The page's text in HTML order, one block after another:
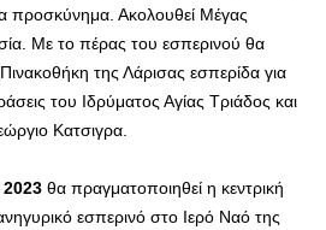
προσκύνημα. Ακολουθεί Μέγας
Με το πέρας του εσπερινού θα
της Λάρισας εσπερίδα για
του Ιδρύματος Αγίας Τριάδος και
Κατσιγρα.
2023 θα πραγματοποιηθεί η κεντρική
εσπερινό στο Ιερό Ναό της